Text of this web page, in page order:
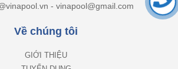
- vinapool@gmail.com
Về chúng tôi
GIỚI THIỆU